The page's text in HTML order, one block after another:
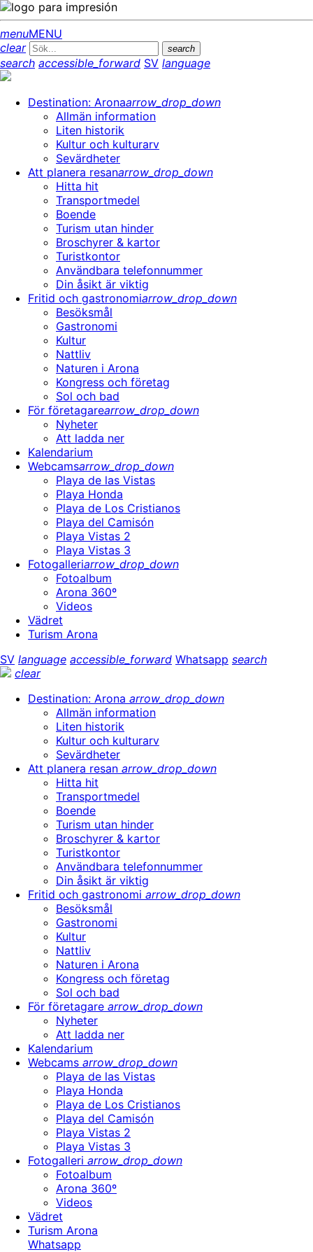
menuMENU
clear
search
search accessible_forward SV language
Destination: Aronaarrow_drop_down
Allmän information
Liten historik
Kultur och kulturarv
Sevärdheter
Att planera resanarrow_drop_down
Hitta hit
Transportmedel
Boende
Turism utan hinder
Broschyrer & kartor
Turistkontor
Användbara telefonnummer
Din åsikt är viktig
Fritid och gastronomiarrow_drop_down
Besöksmål
Gastronomi
Kultur
Nattliv
Naturen i Arona
Kongress och företag
Sol och bad
För företagarearrow_drop_down
Nyheter
Att ladda ner
Kalendarium
Webcamsarrow_drop_down
Playa de las Vistas
Playa Honda
Playa de Los Cristianos
Playa del Camisón
Playa Vistas 2
Playa Vistas 3
Fotogalleriarrow_drop_down
Fotoalbum
Arona 360º
Videos
Vädret
Turism Arona
SV language accessible_forward Whatsapp search
clear
Destination: Arona arrow_drop_down
Allmän information
Liten historik
Kultur och kulturarv
Sevärdheter
Att planera resan arrow_drop_down
Hitta hit
Transportmedel
Boende
Turism utan hinder
Broschyrer & kartor
Turistkontor
Användbara telefonnummer
Din åsikt är viktig
Fritid och gastronomi arrow_drop_down
Besöksmål
Gastronomi
Kultur
Nattliv
Naturen i Arona
Kongress och företag
Sol och bad
För företagare arrow_drop_down
Nyheter
Att ladda ner
Kalendarium
Webcams arrow_drop_down
Playa de las Vistas
Playa Honda
Playa de Los Cristianos
Playa del Camisón
Playa Vistas 2
Playa Vistas 3
Fotogalleri arrow_drop_down
Fotoalbum
Arona 360º
Videos
Vädret
Turism Arona
Whatsapp